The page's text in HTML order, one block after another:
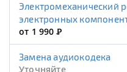
Электромеханический ремонт (замена
электронных
от 1 990Р
Замена аудиокодека
Уточняйте